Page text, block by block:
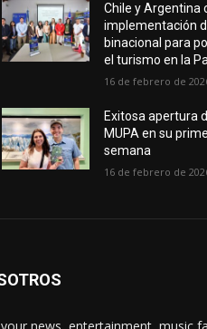
Chile y Argentina
implementación
binacional para
el turismo en la
16 de febrero de
Exitosa apertura
MUPA en su
semana
16 de febrero de